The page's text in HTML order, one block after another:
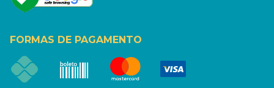
FORMAS DE PAGAMENTO